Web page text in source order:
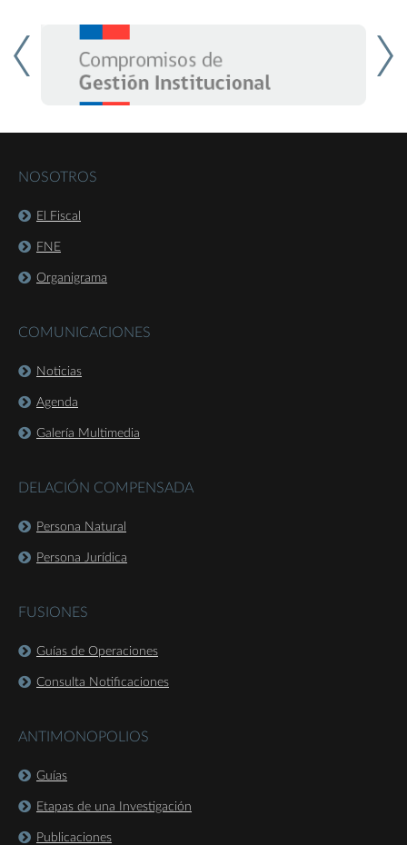
NOSOTROS
El Fiscal
FNE
Organigrama
COMUNICACIONES
Noticias
Agenda
Galería Multimedia
DELACIÓN COMPENSADA
Persona Natural
Persona Jurídica
FUSIONES
Guías de Operaciones
Consulta Notificaciones
ANTIMONOPOLIOS
Guías
Etapas de una Investigación
Publicaciones